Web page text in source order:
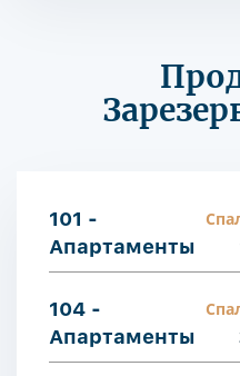
101 -
Апартаменты
104 -
Апартаменты